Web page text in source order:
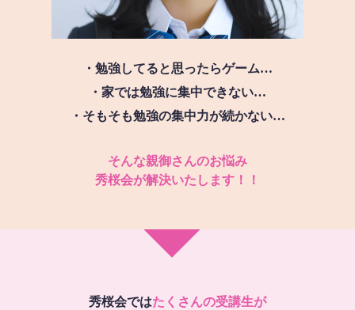
・勉強してると思ったらゲーム…
・家では勉強に集中できない…
・そもそも勉強の集中力が続かない…
そんな親御さんのお悩み
秀桜会が解決いたします！！
秀桜会ではたくさんの受講生が